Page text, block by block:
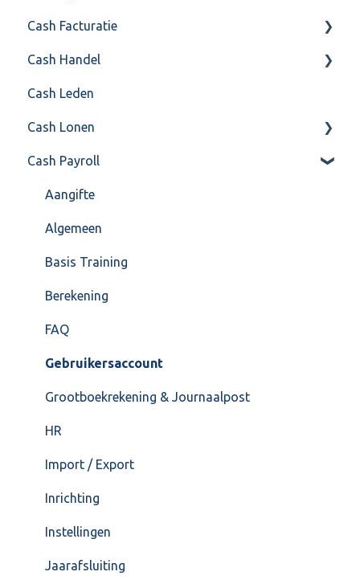
API 4.0 (REST API)
Cash Facturatie
Factureren
Instellingen
Algemeen
Formulierlayout
Cash Handel
Inkoop
Verkoop
Voorraad
Overig
VoorraadService & Onderhoud
Cash Leden
Cash Lonen
Algemeen
Inrichting
Jaarafsluiting
Salarisberekening
Overig
FAQ – Beëindiging CASH Lonen en overstap naar
Cash Payroll
Aangifte
Algemeen
Basis Training
Berekening
FAQ
Gebruikersaccount
Grootboekrekening & Journaalpost
HR
Import / Export
Inrichting
Instellingen
Jaarafsluiting